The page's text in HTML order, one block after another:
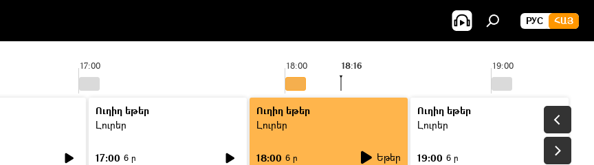
РУС ՀԱՅ
17:00 18:00 19:00
18:16
Ուղիղ եթեր
Լուրեր
17:00 6 ր
Ուղիղ եթեր
Լուրեր
18:00 6 ր Եթեր
Ուղիղ եթեր
Լուրեր
19:00 6 ր